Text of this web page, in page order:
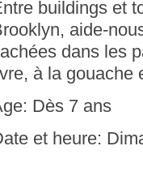
buildings et
aide-
dans les
à la gouache
Dès 7 ans
et heure: